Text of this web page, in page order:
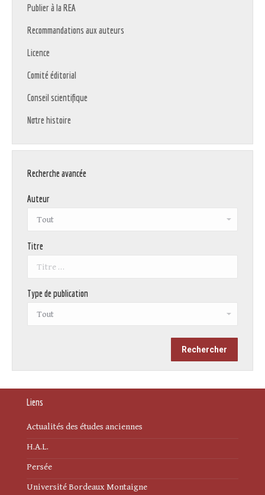
Publier à la REA
Recommandations aux auteurs
Licence
Comité éditorial
Conseil scientifique
Notre histoire
Recherche avancée
Auteur
Titre
Type de publication
Liens
Actualités des études anciennes
H.A.L.
Persée
Université Bordeaux Montaigne